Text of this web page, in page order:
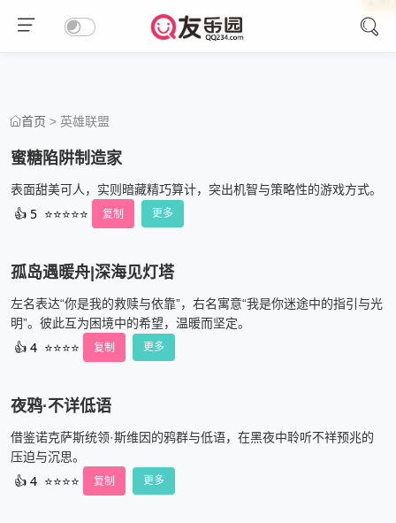
首页 > 英雄联盟
蜜糖陷阱制造家
表面甜美可人，实则暗藏精巧算计，突出机智与策略性的游戏方式。
👍 5 ⭐⭐⭐⭐⭐ 复制 更多
孤岛遇暖舟|深海见灯塔
左名表达“你是我的救赎与依靠”，右名寓意“我是你迷途中的指引与光
明”。彼此互为困境中的希望，温暖而坚定。
👍 4 ⭐⭐⭐⭐ 复制 更多
夜鸦·不详低语
借鉴诺克萨斯统领·斯维因的鸦群与低语，在黑夜中聆听不祥预兆的
压迫与沉思。
👍 4 ⭐⭐⭐⭐ 复制 更多